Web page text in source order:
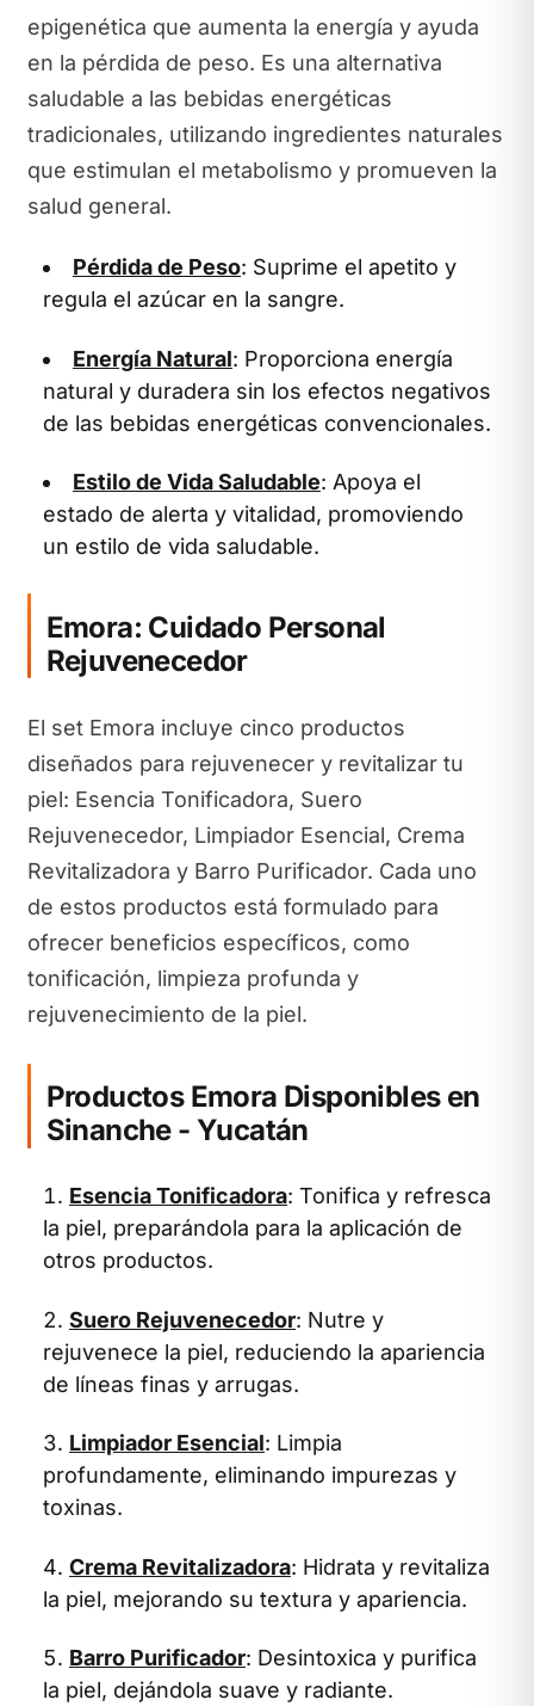
epigenética que aumenta la energía y ayuda
en la pérdida de peso. Es una alternativa
saludable a las bebidas energéticas
tradicionales, utilizando ingredientes naturales
que estimulan el metabolismo y promueven la
salud general.
Pérdida de Peso: Suprime el apetito y
regula el azúcar en la sangre.
Energía Natural: Proporciona energía
natural y duradera sin los efectos negativos
de las bebidas energéticas convencionales.
Estilo de Vida Saludable: Apoya el
estado de alerta y vitalidad, promoviendo
un estilo de vida saludable.
Emora: Cuidado Personal
Rejuvenecedor
El set Emora incluye cinco productos
diseñados para rejuvenecer y revitalizar tu
piel: Esencia Tonificadora, Suero
Rejuvenecedor, Limpiador Esencial, Crema
Revitalizadora y Barro Purificador. Cada uno
de estos productos está formulado para
ofrecer beneficios específicos, como
tonificación, limpieza profunda y
rejuvenecimiento de la piel.
Productos Emora Disponibles en
Sinanche - Yucatán
Esencia Tonificadora: Tonifica y refresca
la piel, preparándola para la aplicación de
otros productos.
Suero Rejuvenecedor: Nutre y
rejuvenece la piel, reduciendo la apariencia
de líneas finas y arrugas.
Limpiador Esencial: Limpia
profundamente, eliminando impurezas y
toxinas.
Crema Revitalizadora: Hidrata y revitaliza
la piel, mejorando su textura y apariencia.
Barro Purificador: Desintoxica y purifica
la piel, dejándola suave y radiante.